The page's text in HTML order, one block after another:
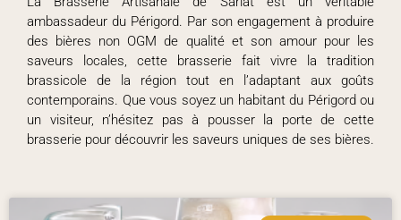
ambassadeur du Périgord. Par son engagement à produire
des bières non OGM de qualité et son amour pour les
saveurs locales, cette brasserie fait vivre la tradition
brassicole de la région tout en l’adaptant aux goûts
contemporains. Que vous soyez un habitant du Périgord ou
un visiteur, n’hésitez pas à pousser la porte de cette
brasserie pour découvrir les saveurs uniques de ses bières.